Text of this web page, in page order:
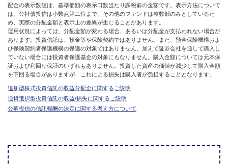
配金の表示数値は、基準価額の表示口数当たり課税前の金額です。表示方法について
は、公社債投信は小数点第二位まで、その他のファンドは整数部のみとしているた
め、実際の分配金額と表示上の差異が生じることがあります。
運用状況によっては、分配金額が変わる場合、あるいは分配金が支払われない場合が
あります。投資信託は、預金等や保険契約ではありません。また、預金保険機構およ
び保険契約者保護機構の保護の対象ではありません。加えて証券会社を通して購入し
ていない場合には投資者保護基金の対象にもなりません。購入金額については元本保
証および利回り保証のいずれもありません。投資した資産の価値が減少して購入金額
を下回る場合がありますが、これによる損失は購入者が負担することとなります。
追加型株式投資信託の収益分配金に関するご説明
通貨選択型投資信託の収益/損失に関するご説明
公募投信の信託報酬の決定に関する考え方について